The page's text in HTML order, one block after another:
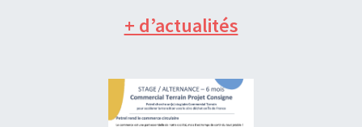
+ d’actualités